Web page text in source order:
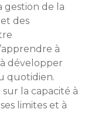
de la
des
à
développer
quotidien.
la capacité à
limites et à